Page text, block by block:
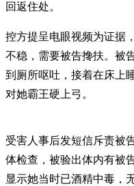
回返住处。
控方提呈电眼视频为证据
不稳，需要被告搀扶。被
到厕所呕吐，接着在床上
对她霸王硬上弓。
受害人事后发短信斥责被
体检查，被验出体内有被
显示她当时已酒精中毒，